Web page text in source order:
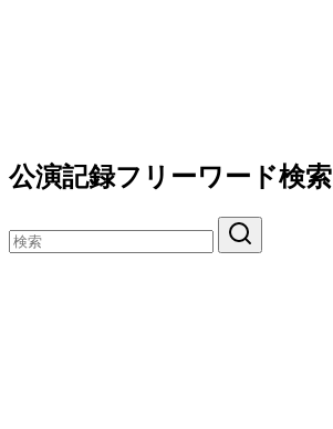
公演記録フリーワード検索